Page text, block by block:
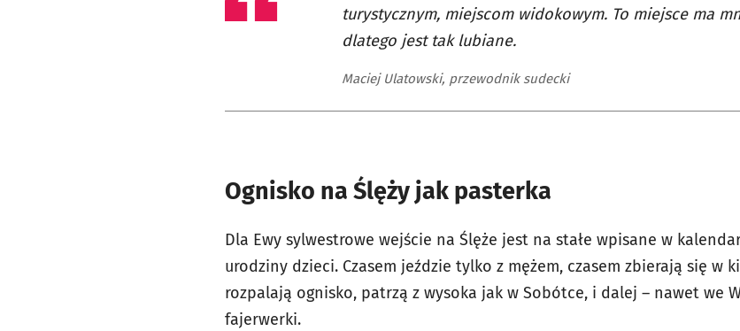
turystycznym, miejscom widokowym. To miejsce ma
dlatego jest tak lubiane.
Maciej Ulatowski, przewodnik sudecki
Ognisko na Ślęży jak pasterka
Dla Ewy sylwestrowe wejście na Ślęże jest na stałe wpisane w
urodziny dzieci. Czasem jeździe tylko z mężem, czasem zbierają się w
rozpalają ognisko, patrzą z wysoka jak w Sobótce, i dalej – nawet we
fajerwerki.